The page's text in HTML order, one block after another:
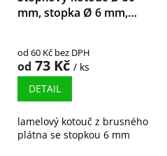
mm, stopka Ø 6 mm,
od 60 Kč bez DPH
od 73 Kč / ks
DETAIL
lamelový kotouč z brusného
plátna se stopkou 6 mm